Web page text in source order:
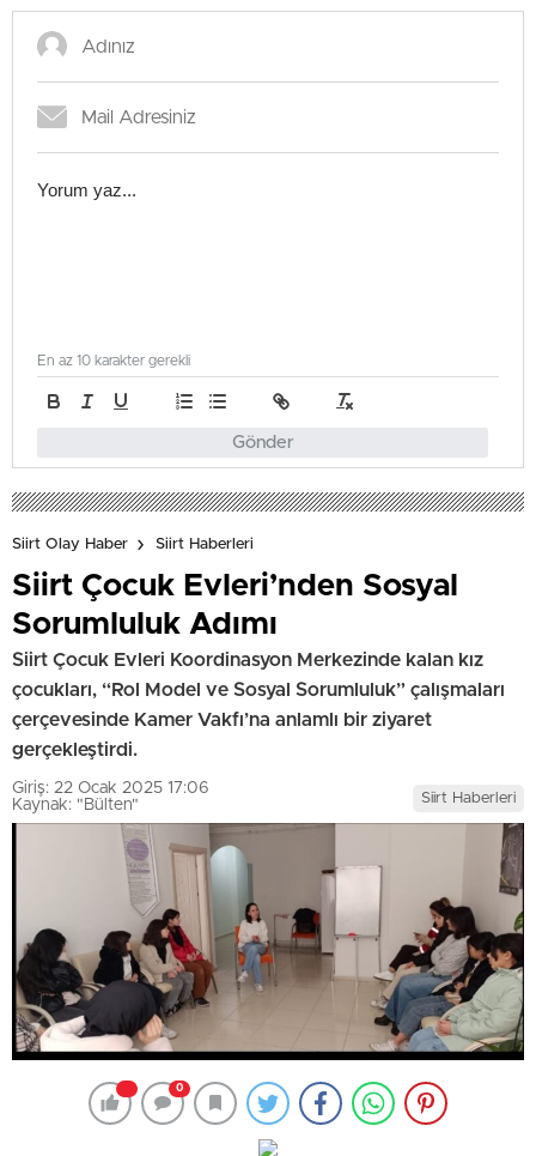
Gönder
En az 10 karakter gerekli
Siirt Olay Haber Siirt Haberleri
Siirt Çocuk Evleri’nden Sosyal
Sorumluluk Adımı
Siirt Çocuk Evleri Koordinasyon Merkezinde kalan kız
çocukları, “Rol Model ve Sosyal Sorumluluk” çalışmaları
çerçevesinde Kamer Vakfı’na anlamlı bir ziyaret
gerçekleştirdi.
Giriş: 22 Ocak 2025 17:06
Kaynak: "Bülten"
Siirt Haberleri
0